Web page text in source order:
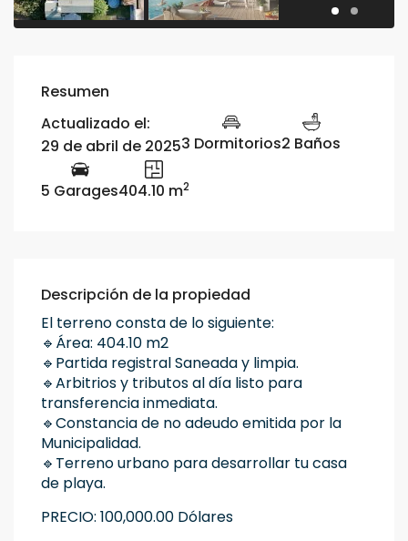
Resumen
Actualizado el:
29 de abril de 20253 Dormitorios2 Baños
5 Garages404.10 m2
Descripción de la propiedad
El terreno consta de lo siguiente:
🔹Área: 404.10 m2
🔹Partida registral Saneada y limpia.
🔹Arbitrios y tributos al día listo para
transferencia inmediata.
🔹Constancia de no adeudo emitida por la
Municipalidad.
🔹Terreno urbano para desarrollar tu casa
de playa.
PRECIO: 100,000.00 Dólares